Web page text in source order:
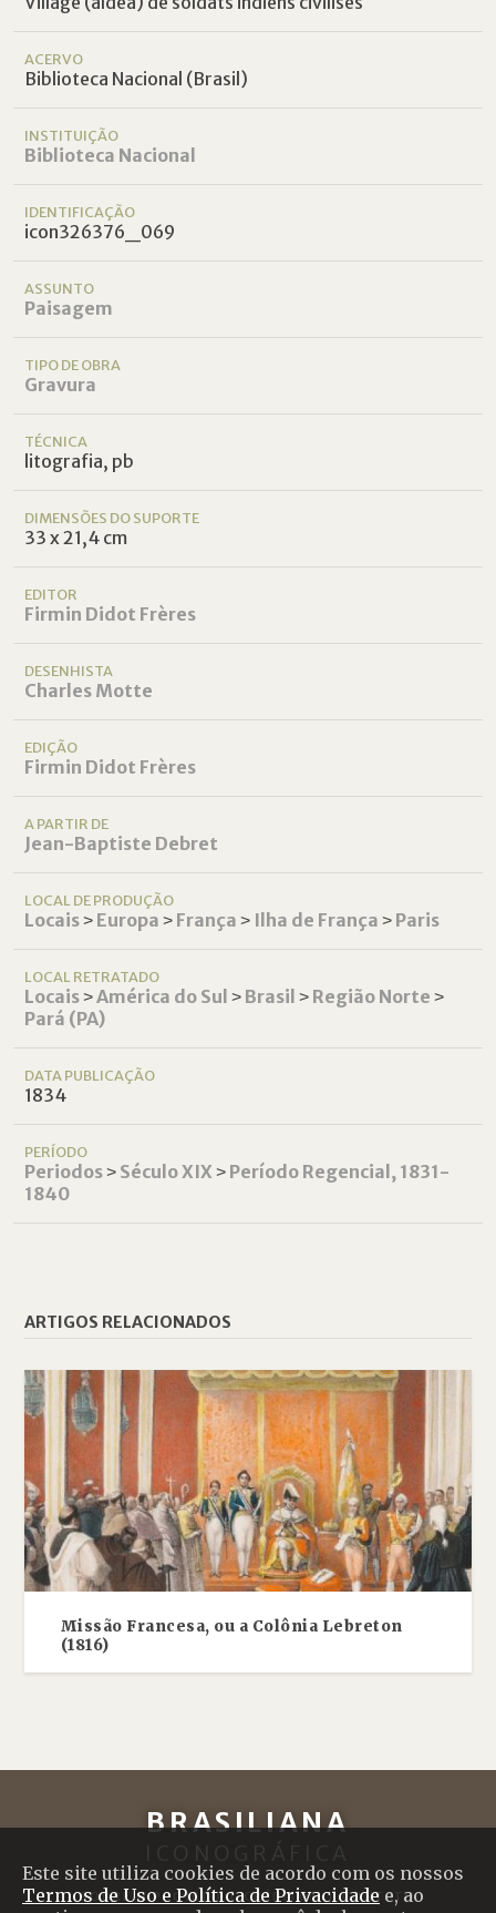
Este site utiliza cookies de acordo com os nossos
Termos de Uso e Política de Privacidade e, ao
ACERVO
Biblioteca Nacional (Brasil)
INSTITUIÇÃO
Biblioteca Nacional
IDENTIFICAÇÃO
icon326376_069
ASSUNTO
Paisagem
TIPO DE OBRA
Gravura
TÉCNICA
litografia, pb
DIMENSÕES DO SUPORTE
33 x 21,4 cm
EDITOR
Firmin Didot Frères
DESENHISTA
Charles Motte
EDIÇÃO
Firmin Didot Frères
A PARTIR DE
Jean-Baptiste Debret
LOCAL DE PRODUÇÃO
Locais˃ Europa ˃ França ˃ Ilha de França ˃ Paris
LOCAL RETRATADO
Locais˃América do Sul ˃ Brasil ˃ Região Norte ˃
Pará (PA)
DATA PUBLICAÇÃO
1834
PERÍODO
Periodos˃ Século XIX ˃ Período Regencial, 1831-
1840
ARTIGOS RELACIONADOS
Missão Francesa, ou a Colônia Lebreton
(1816)
BRASILIANA
ICONOGRÁFICA
SOBRE O PROJETO | CRÉDITOS |CONTATO